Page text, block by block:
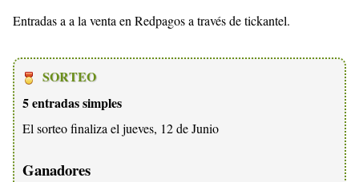
Entradas a a la venta en Redpagos a través de tickantel.
SORTEO
5 entradas simples
El sorteo finaliza el jueves, 12 de Junio
Ganadores